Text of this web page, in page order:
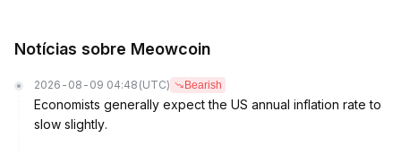
Notícias sobre Meowcoin
2026-08-09 04:48 (UTC) Bearish
Economists generally expect the US annual inflation rate to
slow slightly.